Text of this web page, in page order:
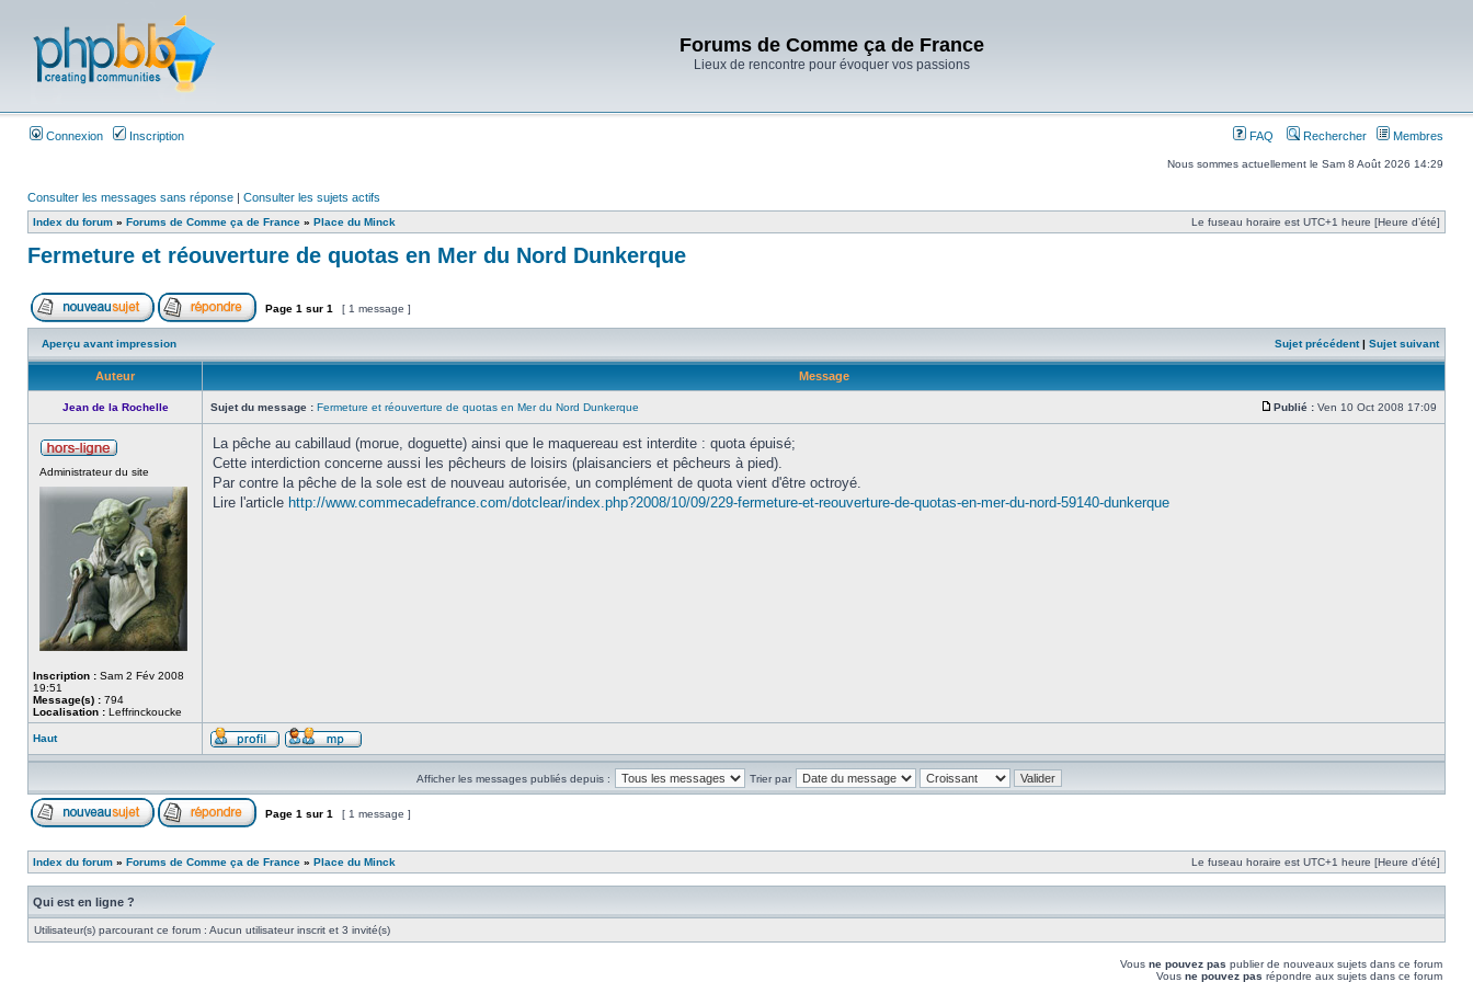
Forums de Comme ça de France
Lieux de rencontre pour évoquer vos passions
Connexion Inscription FAQ Rechercher Membres
Nous sommes actuellement le Sam 8 Août 2026 14:29
Consulter les messages sans réponse | Consulter les sujets actifs
Index du forum » Forums de Comme ça de France » Place du Minck Le fuseau horaire est UTC+1 heure [Heure d’été]
Fermeture et réouverture de quotas en Mer du Nord Dunkerque
Page 1 sur 1 [ 1 message ]
Aperçu avant impression Sujet précédent| Sujet suivant
Auteur Message
Jean de la Rochelle Sujet du message : Fermeture et réouverture de quotas en Mer du Nord Dunkerque Publié : Ven 10 Oct 2008 17:09
Administrateur du site
Inscription : Sam 2 Fév 2008
19:51
Message(s) : 794
Localisation : Leffrinckoucke
La pêche au cabillaud (morue, doguette) ainsi que le maquereau est interdite : quota épuisé;
Cette interdiction concerne aussi les pêcheurs de loisirs (plaisanciers et pêcheurs à pied).
Par contre la pêche de la sole est de nouveau autorisée, un complément de quota vient d'être octroyé.
Lire l'article http://www.commecadefrance.com/dotclear/index.php?2008/10/09/229-fermeture-et-reouverture-de-quotas-en-mer-du-nord-59140-dunkerque
Haut
Afficher les messages publiés depuis : Trier par
Page 1 sur 1 [ 1 message ]
Index du forum » Forums de Comme ça de France » Place du Minck Le fuseau horaire est UTC+1 heure [Heure d’été]
Qui est en ligne ?
Utilisateur(s) parcourant ce forum : Aucun utilisateur inscrit et 3 invité(s)
Vous ne pouvez pas publier de nouveaux sujets dans ce forum
Vous ne pouvez pas répondre aux sujets dans ce forum